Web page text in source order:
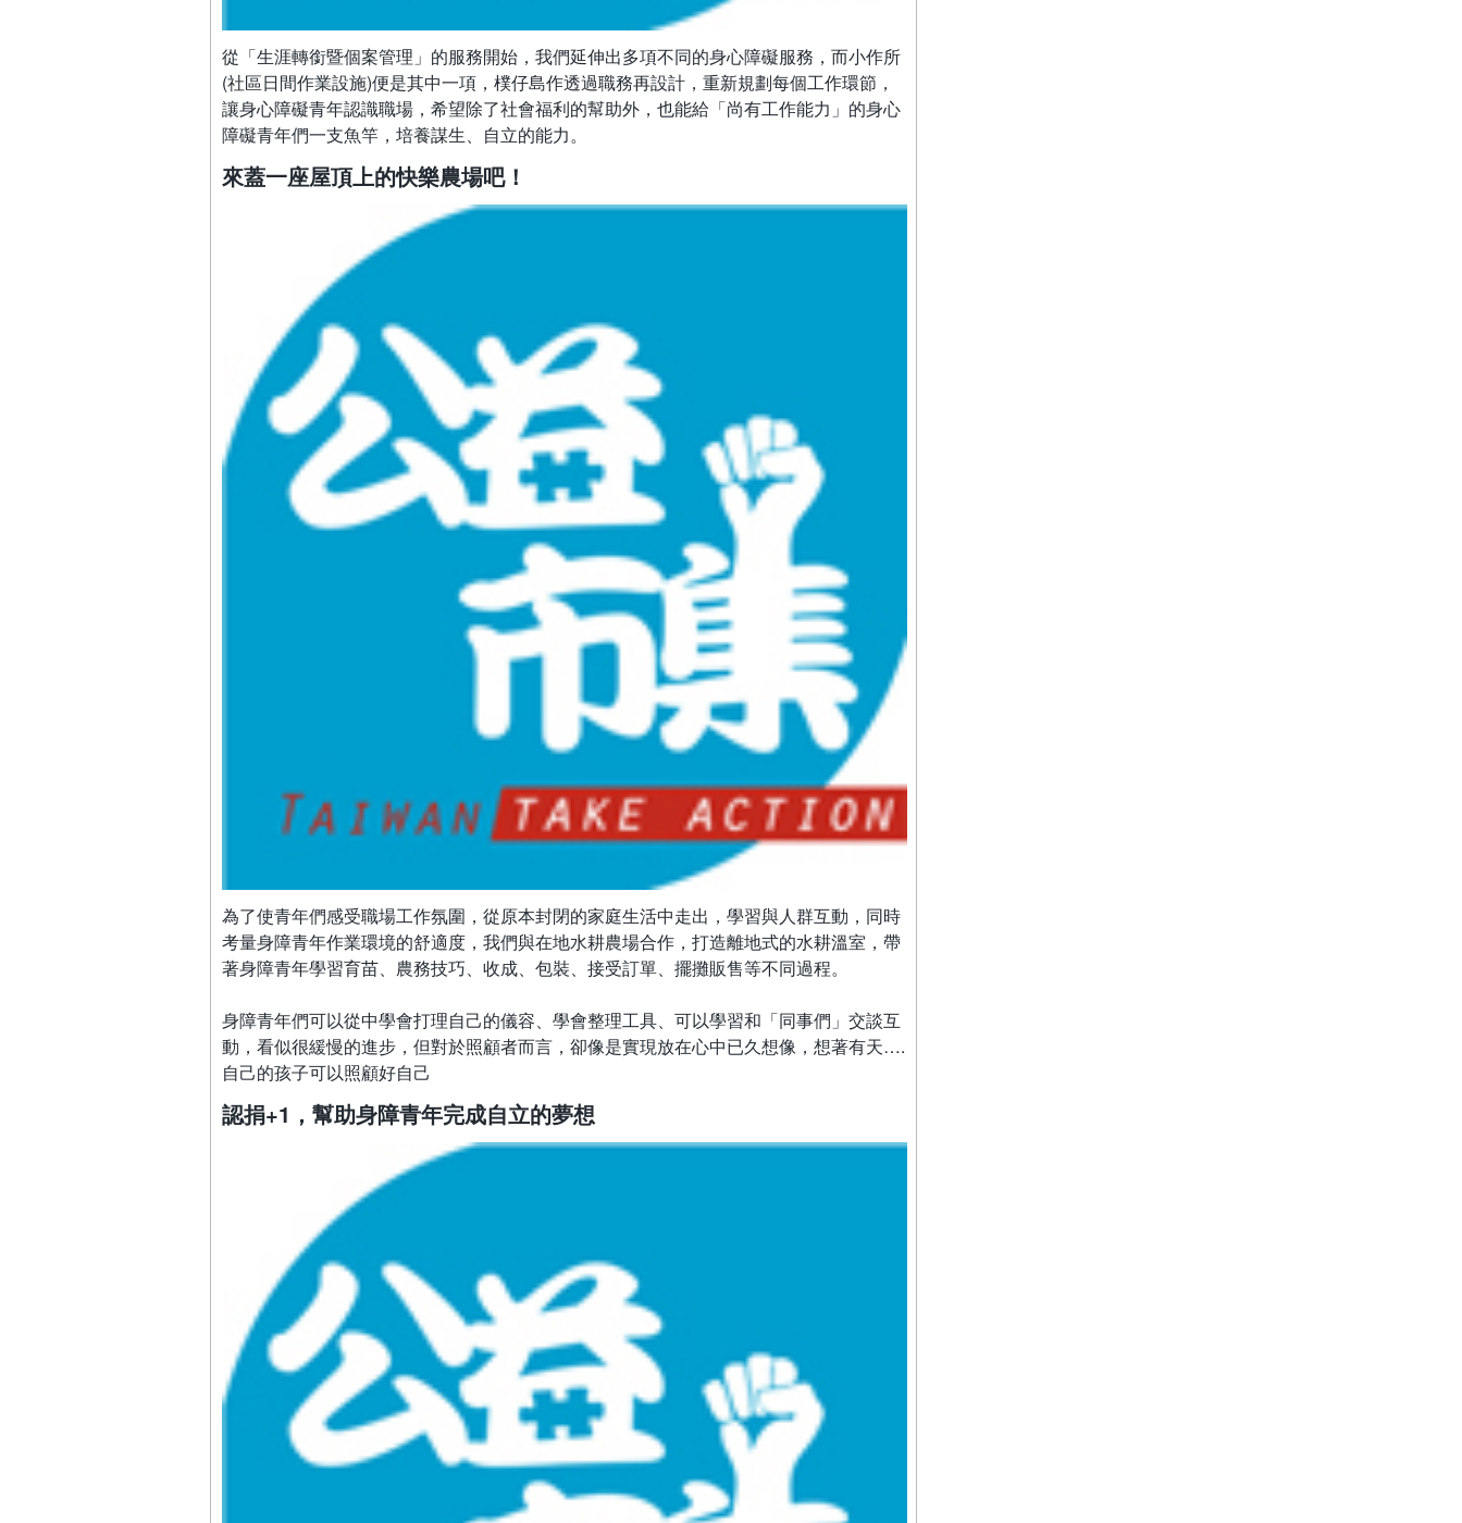
從「生涯轉銜暨個案管理」的服務開始，我們延伸出多項不同的身心障礙服務，而小作所
(社區日間作業設施)便是其中一項，樸仔島作透過職務再設計，重新規劃每個工作環節，
讓身心障礙青年認識職場，希望除了社會福利的幫助外，也能給「尚有工作能力」的身心
障礙青年們一支魚竿，培養謀生、自立的能力。
來蓋一座屋頂上的快樂農場吧！
為了使青年們感受職場工作氛圍，從原本封閉的家庭生活中走出，學習與人群互動，同時
考量身障青年作業環境的舒適度，我們與在地水耕農場合作，打造離地式的水耕溫室，帶
著身障青年學習育苗、農務技巧、收成、包裝、接受訂單、擺攤販售等不同過程。
身障青年們可以從中學會打理自己的儀容、學會整理工具、可以學習和「同事們」交談互
動，看似很緩慢的進步，但對於照顧者而言，卻像是實現放在心中已久想像，想著有天….
自己的孩子可以照顧好自己
認捐+1，幫助身障青年完成自立的夢想